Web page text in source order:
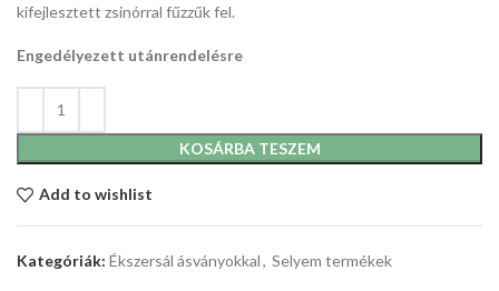
kifejlesztett zsinórral fűzzűk fel.
Engedélyezett utánrendelésre
KOSÁRBA TESZEM
Add to wishlist
Kategóriák: Ékszersál ásványokkal, Selyem termékek